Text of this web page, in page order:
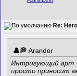
Re:
Arandor
Интригующий арт
просто приносит